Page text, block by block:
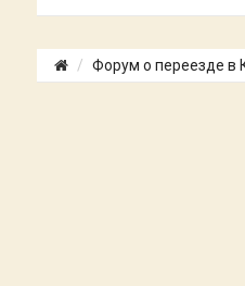
Форум о переезде в